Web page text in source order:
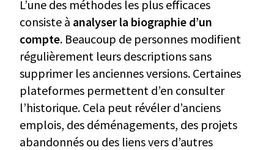
L’une des méthodes les plus efficaces
consiste à analyser la biographie d’un
compte. Beaucoup de personnes modifient
régulièrement leurs descriptions sans
supprimer les anciennes versions. Certaines
plateformes permettent d’en consulter
l’historique. Cela peut révéler d’anciens
emplois, des déménagements, des projets
abandonnés ou des liens vers d’autres